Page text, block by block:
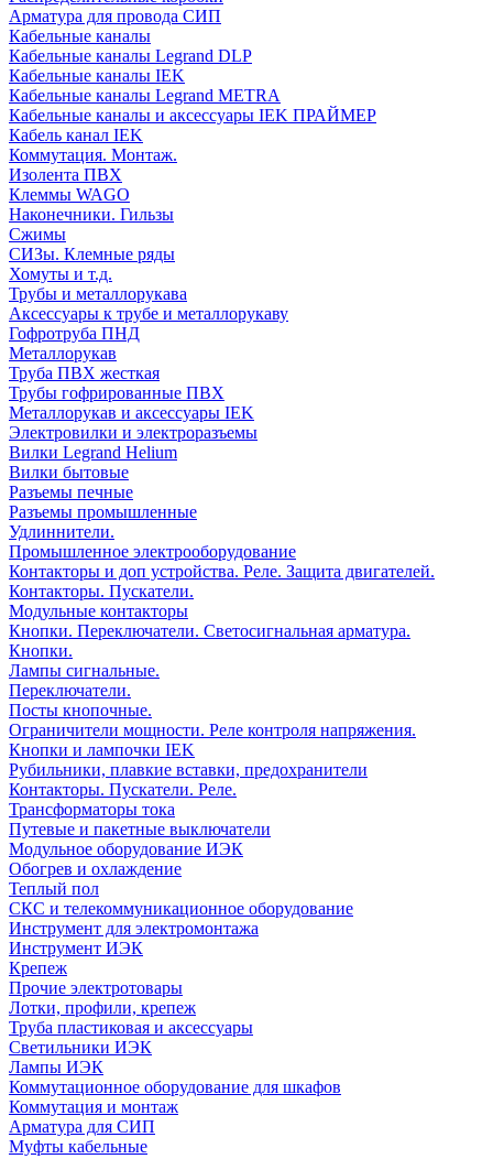
Арматура для провода СИП
Кабельные каналы
Кабельные каналы Legrand DLP
Кабельные каналы IEK
Кабельные каналы Legrand METRA
Кабельные каналы и аксессуары IEK ПРАЙМЕР
Кабель канал IEK
Коммутация. Монтаж.
Изолента ПВХ
Клеммы WAGO
Наконечники. Гильзы
Сжимы
СИЗы. Клемные ряды
Хомуты и т.д.
Трубы и металлорукава
Аксессуары к трубе и металлорукаву
Гофротруба ПНД
Металлорукав
Труба ПВХ жесткая
Трубы гофрированные ПВХ
Металлорукав и аксессуары IEK
Электровилки и электроразъемы
Вилки Legrand Helium
Вилки бытовые
Разъемы печные
Разъемы промышленные
Удлиннители.
Промышленное электрооборудование
Контакторы и доп устройства. Реле. Защита двигателей.
Контакторы. Пускатели.
Модульные контакторы
Кнопки. Переключатели. Светосигнальная арматура.
Кнопки.
Лампы сигнальные.
Переключатели.
Посты кнопочные.
Ограничители мощности. Реле контроля напряжения.
Кнопки и лампочки IEK
Рубильники, плавкие вставки, предохранители
Контакторы. Пускатели. Реле.
Трансформаторы тока
Путевые и пакетные выключатели
Модульное оборудование ИЭК
Обогрев и охлаждение
Теплый пол
СКС и телекоммуникационное оборудование
Инструмент для электромонтажа
Инструмент ИЭК
Крепеж
Прочие электротовары
Лотки, профили, крепеж
Труба пластиковая и аксессуары
Светильники ИЭК
Лампы ИЭК
Коммутационное оборудование для шкафов
Коммутация и монтаж
Арматура для СИП
Муфты кабельные